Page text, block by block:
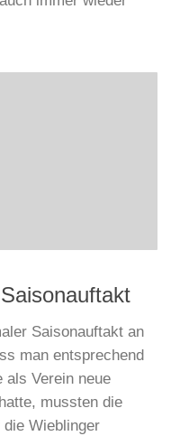
Saisonauftakt an
man entsprechend
als Verein neue
mussten die
die Wieblinger